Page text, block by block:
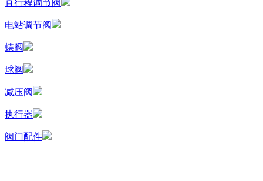
直行程调节阀
电站调节阀
蝶阀
球阀
减压阀
执行器
阀门配件